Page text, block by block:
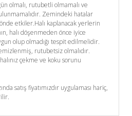
olmalı, rutubetli olmamalı ve
Zemindeki hatalar
etkiler.Halı kaplanacak yerlerin
halı döşenmeden önce iyice
olup olmadığı tespit edilmelidir.
rutubetsiz olmalıdır.
çekme ve koku sorunu
satış fiyatımızdır uygulaması hariç,